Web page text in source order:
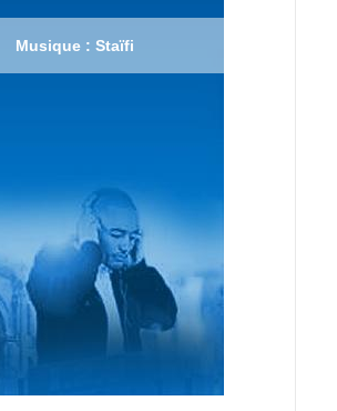
Musique : Staïfi